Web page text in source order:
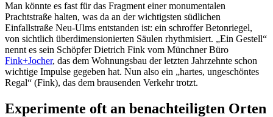
Man könnte es fast für das Fragment einer monumentalen
Prachtstraße halten, was da an der wichtigsten südlichen
Einfallstraße Neu-Ulms entstanden ist: ein schroffer Betonriegel,
von sichtlich überdimensionierten Säulen rhythmisiert. „Ein Gestell“
nennt es sein Schöpfer Dietrich Fink vom Münchner Büro
Fink+Jocher, das dem Wohnungsbau der letzten Jahrzehnte schon
wichtige Impulse gegeben hat. Nun also ein „hartes, ungeschöntes
Regal“ (Fink), das dem brausenden Verkehr trotzt.
Experimente oft an benachteiligten Orten